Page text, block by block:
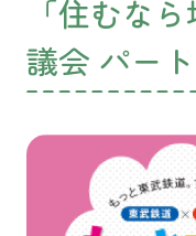
「住むな
議会 パー